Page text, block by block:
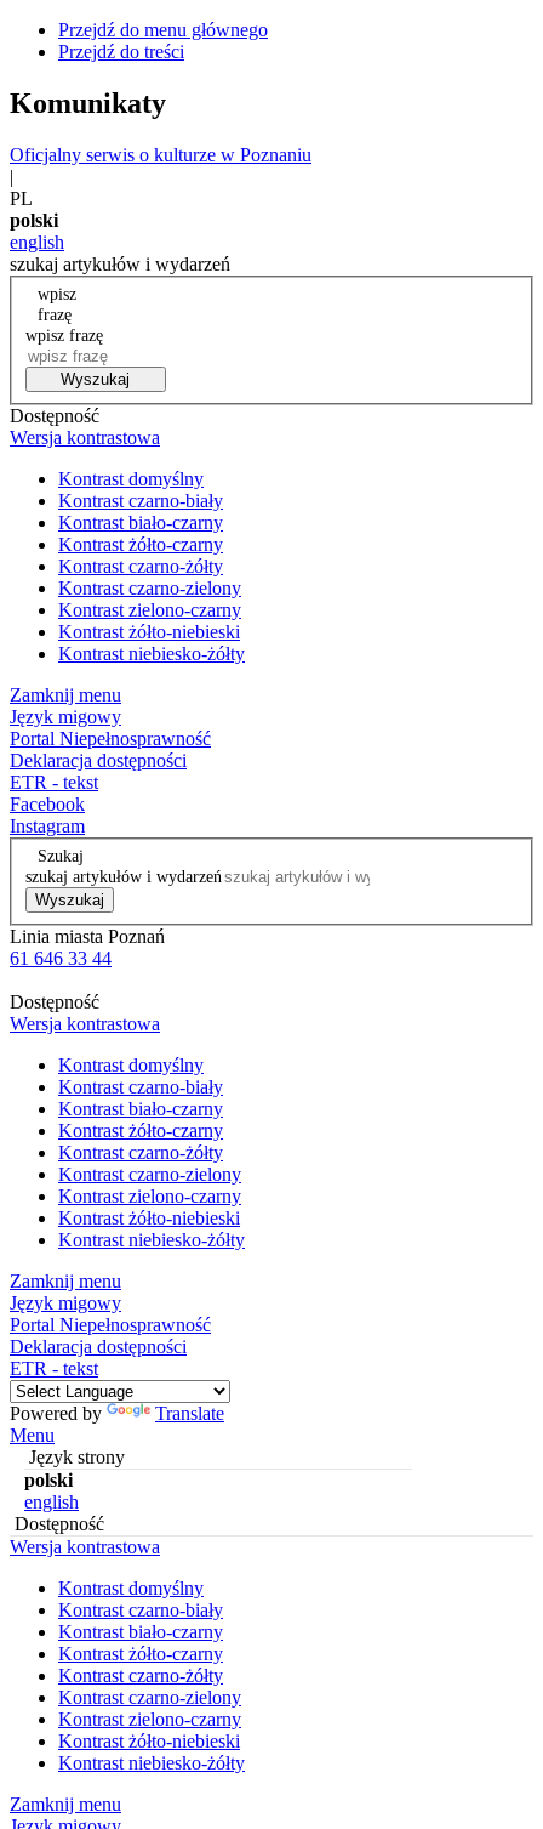
Przejdź do menu głównego
Przejdź do treści
Komunikaty
Oficjalny serwis o kulturze w Poznaniu
|
PL
polski
english
szukaj artykułów i wydarzeń
wpisz
frazę
wpisz frazę
Wyszukaj
Dostępność
Wersja kontrastowa
Kontrast domyślny
Kontrast czarno-biały
Kontrast biało-czarny
Kontrast żółto-czarny
Kontrast czarno-żółty
Kontrast czarno-zielony
Kontrast zielono-czarny
Kontrast żółto-niebieski
Kontrast niebiesko-żółty
Zamknij menu
Język migowy
Portal Niepełnosprawność
Deklaracja dostępności
ETR - tekst
Facebook
Instagram
Szukaj
szukaj artykułów i wydarzeń
Wyszukaj
Linia miasta Poznań
61 646 33 44
Dostępność
Wersja kontrastowa
Kontrast domyślny
Kontrast czarno-biały
Kontrast biało-czarny
Kontrast żółto-czarny
Kontrast czarno-żółty
Kontrast czarno-zielony
Kontrast zielono-czarny
Kontrast żółto-niebieski
Kontrast niebiesko-żółty
Zamknij menu
Język migowy
Portal Niepełnosprawność
Deklaracja dostępności
ETR - tekst
Powered by
Translate
Menu
Język strony
polski
english
Dostępność
Wersja kontrastowa
Kontrast domyślny
Kontrast czarno-biały
Kontrast biało-czarny
Kontrast żółto-czarny
Kontrast czarno-żółty
Kontrast czarno-zielony
Kontrast zielono-czarny
Kontrast żółto-niebieski
Kontrast niebiesko-żółty
Zamknij menu